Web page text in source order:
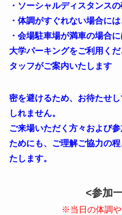
・ ソーシャルディスタンス
・体調がすぐれない場合に
・会場駐車場が満車の場合
大学パーキングをご利用く
タッフがご案内いたします
密を避けるため、お待たせ
しれません。
ご来場いただく方々および
ためにも、ご理解ご協力の
たします。
<参加
​※当日の体調や